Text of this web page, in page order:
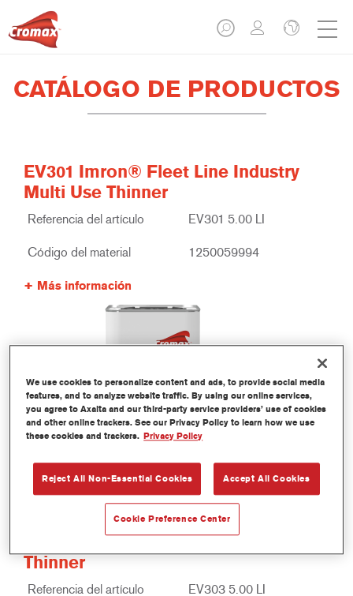
CATÁLOGO DE PRODUCTOS
EV301 Imron® Fleet Line Industry
Multi Use Thinner
Referencia del artículo EV301 5.00 LI
Código del material 1250059994
Más información
EV303 Imron® Fleet Line Industry 2K
Thinner
Referencia del artículo EV303 5.00 LI
We use cookies to personalize content and ads, to provide social media
features, and to analyze website traffic. By using our online services,
you agree to Axalta and our third-party service providers’ use of cookies
and other online trackers. See our Privacy Policy to learn how we use
these cookies and trackers. Privacy Policy
Reject All Non-Essential Cookies Accept All Cookies
Cookie Preference Center